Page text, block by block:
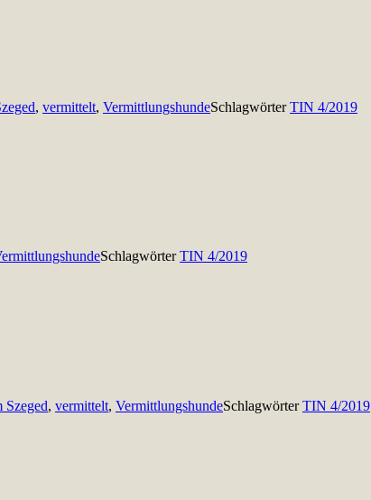
, vermittelt, VermittlungshundeSchlagwörterTIN 4/2019
SchlagwörterTIN 4/2019
Szeged, vermittelt, VermittlungshundeSchlagwörterTIN 4/2019